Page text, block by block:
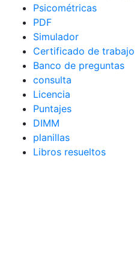
Psicométricas
PDF
Simulador
Certificado de trabajo
Banco de preguntas
consulta
Licencia
Puntajes
DIMM
planillas
Libros resueltos